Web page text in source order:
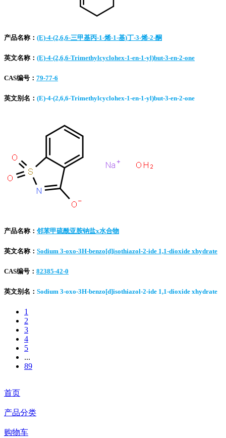
产品名称： (E)-4-(2,6,6-三甲基丙-1-烯-1-基)丁-3-烯-2-酮
英文名称： (E)-4-(2,6,6-Trimethylcyclohex-1-en-1-yl)but-3-en-2-one
CAS编号： 79-77-6
英文别名： (E)-4-(2,6,6-Trimethylcyclohex-1-en-1-yl)but-3-en-2-one
产品名称： 邻苯甲硫酰亚胺钠盐x水合物
英文名称： Sodium 3-oxo-3H-benzo[d]isothiazol-2-ide 1,1-dioxide xhydrate
CAS编号： 82385-42-0
英文别名： Sodium 3-oxo-3H-benzo[d]isothiazol-2-ide 1,1-dioxide xhydrate
1
2
3
4
5
...
89
首页
产品分类
购物车